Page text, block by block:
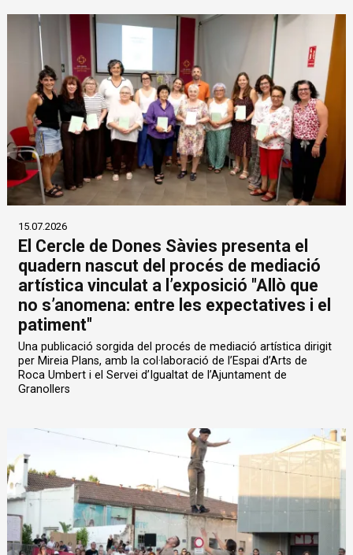
15.07.2026
El Cercle de Dones Sàvies presenta el
quadern nascut del procés de mediació
artística vinculat a l’exposició "Allò que
no s’anomena: entre les expectatives i el
patiment"
Una publicació sorgida del procés de mediació artística dirigit
per Mireia Plans, amb la col·laboració de l’Espai d’Arts de
Roca Umbert i el Servei d’Igualtat de l’Ajuntament de
Granollers